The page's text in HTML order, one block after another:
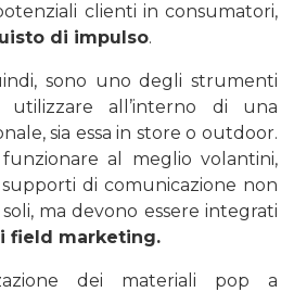
clienti in consumatori,
di impulso.
sono uno degli strumenti
all’interno di una
sia essa in store o outdoor.
al meglio volantini,
di comunicazione non
ma devono essere integrati
field marketing.
dei materiali pop a